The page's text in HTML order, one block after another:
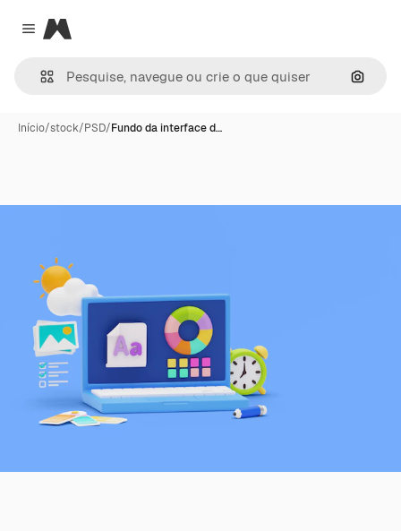
Close menu
Magnific
Início/stock/PSD/Fundo da interface d…